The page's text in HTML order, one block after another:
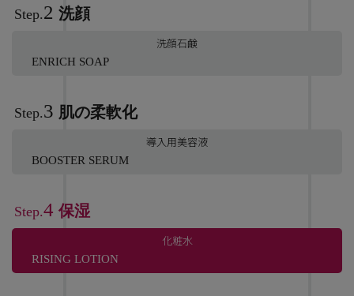
Step.2 洗顔
洗顔石鹸
ENRICH SOAP
Step.3 肌の柔軟化
導入用美容液
BOOSTER SERUM
Step.4 保湿
化粧水
RISING LOTION